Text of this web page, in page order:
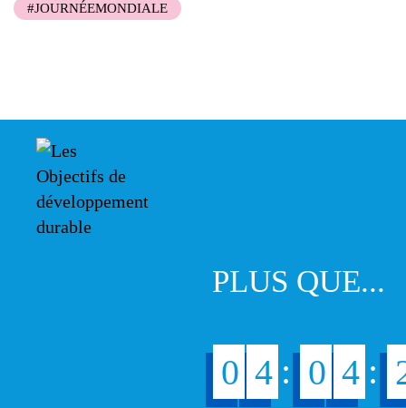
#JOURNÉEMONDIALE
PLUS QUE...
0 4 : 0 4 :